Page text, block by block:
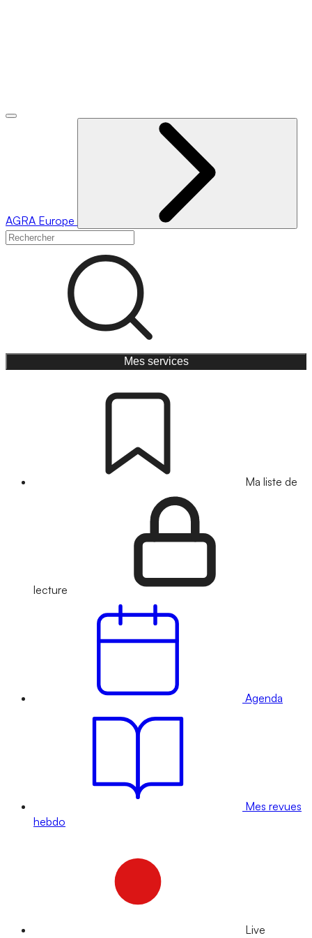
AGRA Europe
Mes services
Ma liste de
lecture
Agenda
Mes revues
hebdo
Live